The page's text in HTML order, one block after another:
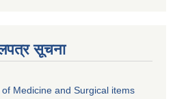
सूचना
Medicine and Surgical items